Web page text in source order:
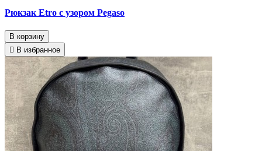
Рюкзак Etro с узором Pegaso
В корзину
В избранное